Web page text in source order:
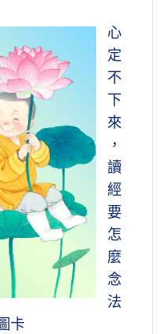
心
定
不
下
來
，
讀
經
要
怎
麼
念
法
卡